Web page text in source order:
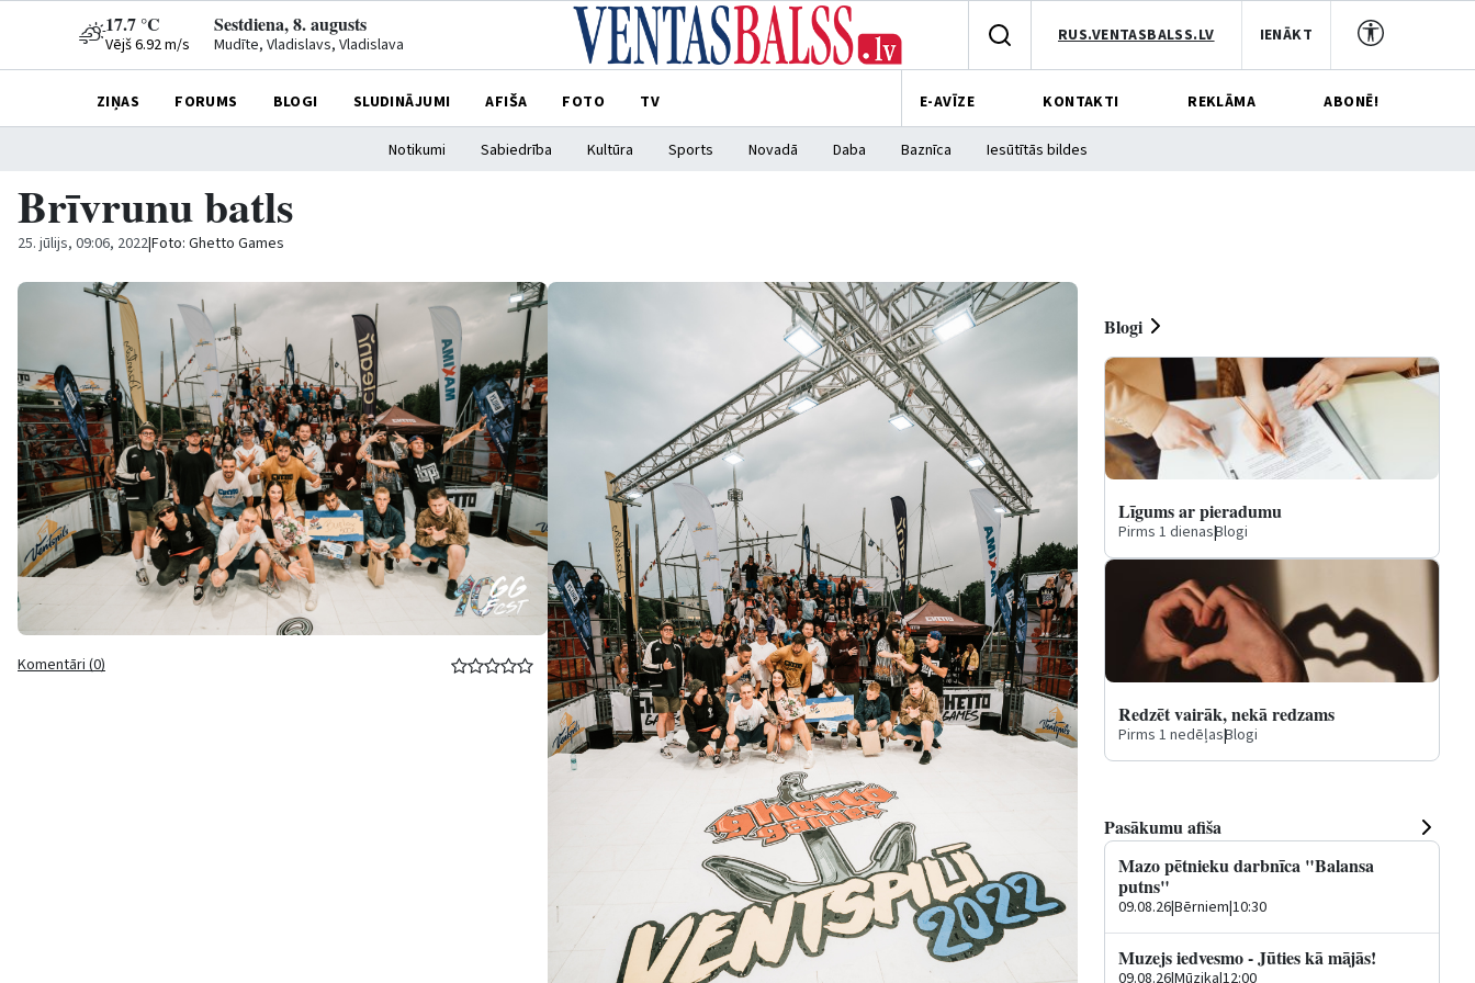
17.7 °C
Vējš 6.92 m/s
Sestdiena, 8. augusts
Mudīte, Vladislavs, Vladislava RUS.VENTASBALSS.LV IENĀKT
ZIŅAS FORUMS BLOGI SLUDINĀJUMI AFIŠA FOTO TV E-AVĪZE KONTAKTI REKLĀMA ABONĒ!
Notikumi Sabiedrība Kultūra Sports Novadā Daba Baznīca Iesūtītās bildes
Brīvrunu batls
25. jūlijs, 09:06, 2022|Foto: Ghetto Games
Komentāri (0)
Blogi
Līgums ar pieradumu
Pirms 1 dienas|Blogi
Redzēt vairāk, nekā redzams
Pirms 1 nedēļas|Blogi
Pasākumu afiša
Mazo pētnieku darbnīca "Balansa
putns"
09.08.26|Bērniem|10:30
Muzejs iedvesmo - Jūties kā mājās!
09.08.26|Mūzika|12:00